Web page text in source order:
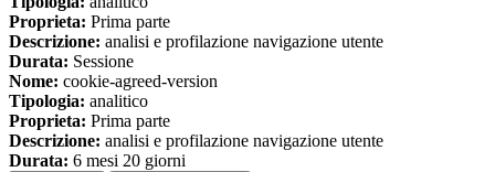
Proprieta: Prima parte
Descrizione: analisi e profilazione navigazione utente
Durata: Sessione
Nome: cookie-agreed-version
Tipologia: analitico
Proprieta: Prima parte
Descrizione: analisi e profilazione navigazione utente
Durata: 6 mesi 20 giorni